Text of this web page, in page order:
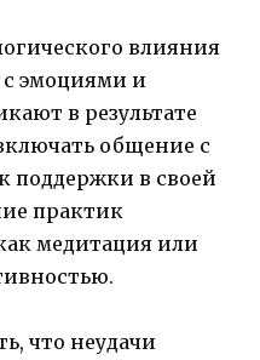
влияния
с эмоциями и
в результате
общение с
поддержки в своей
практик
медитация или
что неудачи